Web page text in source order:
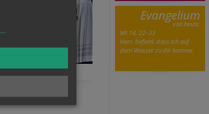
Evangelium
von heute
Mt 14, 22–33
Herr, befiehl, dass ich auf
dem Wasser zu dir komme
...